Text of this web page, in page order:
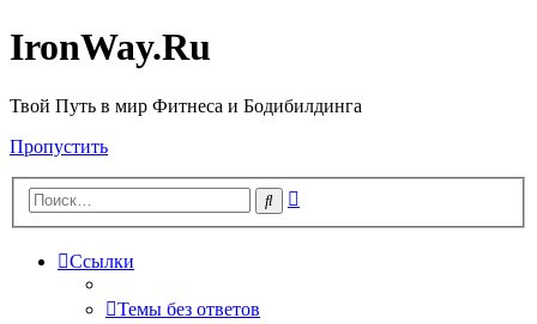
IronWay.Ru
Твой Путь в мир Фитнеса и Бодибилдинга
Пропустить
Поиск
Ссылки
Темы без ответов